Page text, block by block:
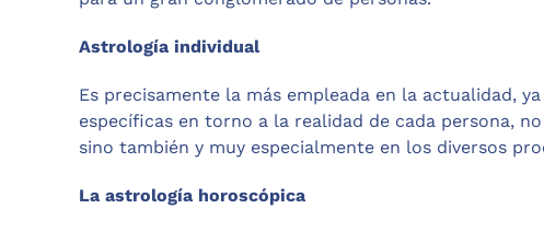
Astrología individual
Es precisamente la más empleada en la actualidad,
específicas en torno a la realidad de cada persona,
sino también y muy especialmente en los diversos
La astrología horoscópica